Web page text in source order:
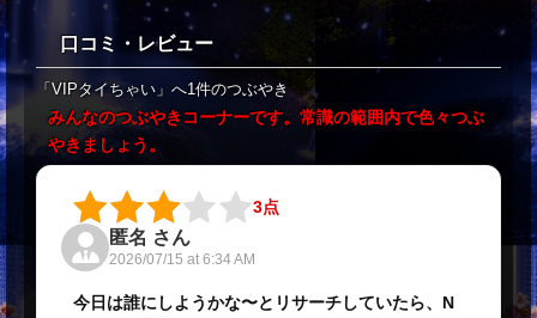
口コミ・レビュー
「VIPタイちゃい」へ1件のつぶやき
みんなのつぶやきコーナーです。常識の範囲内で色々つぶ
やきましょう。
3点
匿名 さん
2026/07/15 at 6:34 AM
今日は誰にしようかな〜とリサーチしていたら、N